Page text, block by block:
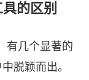
的区别
有几个显著的
脱颖而出。